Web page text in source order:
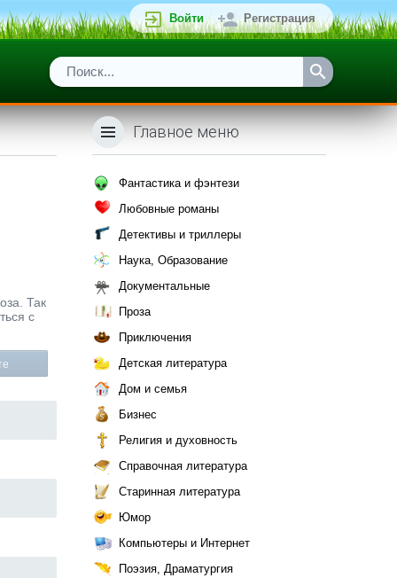
Войти Регистрация
Так
с
Главное меню
Фантастика и фэнтези
Любовные романы
Детективы и триллеры
Наука, Образование
Документальные
Проза
Приключения
Детская литература
Дом и семья
Бизнес
Религия и духовность
Справочная литература
Старинная литература
Юмор
Компьютеры и Интернет
Поэзия, Драматургия